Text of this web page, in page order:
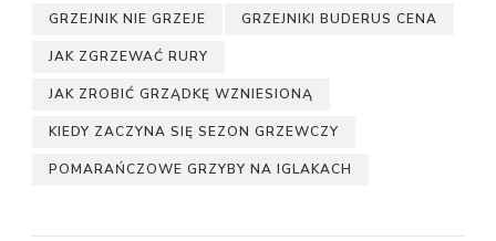
GRZEJNIK NIE GRZEJE GRZEJNIKI BUDERUS CENA
JAK ZGRZEWAĆ RURY
JAK ZROBIĆ GRZĄDKĘ WZNIESIONĄ
KIEDY ZACZYNA SIĘ SEZON GRZEWCZY
POMARAŃCZOWE GRZYBY NA IGLAKACH